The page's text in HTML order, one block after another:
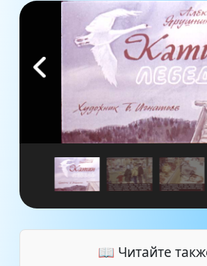
📖 Читайте